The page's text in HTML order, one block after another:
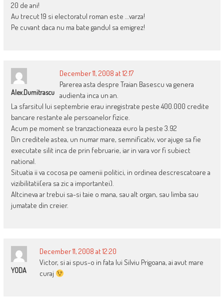
20 de ani!
Au trecut 19 si electoratul roman este …varza!
Pe cuvant daca nu ma bate gandul sa emigrez!
Alex.dumitrascu
December 11, 2008 at 12:17
Parerea asta despre Traian Basescu va genera
audienta inca un an.
La sfarsitul lui septembrie erau inregistrate peste 400.000 credite
bancare restante ale persoanelor fizice.
Acum pe moment se tranzactioneaza euro la peste 3.92
Din creditele astea, un numar mare, semnificativ, vor ajuge sa fie
executate silit inca de prin februarie, iar in vara vor fi subiect
national.
Situatia ii va cocosa pe oamenii politici, in ordinea descrescatoare a
vizibilitatii(era sa zic a importantei).
Altcineva ar trebui sa-si taie o mana, sau alt organ, sau limba sau
jumatate din creier.
YODA
December 11, 2008 at 12:20
Victor, si ai spus-o in fata lui Silviu Prigoana, ai avut mare
curaj